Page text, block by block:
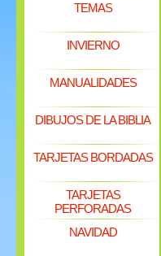
TEMAS
INVIERNO
MANUALIDADES
DIBUJOS DE LA BIBLIA
TARJETAS BORDADAS
TARJETAS
PERFORADAS
NAVIDAD